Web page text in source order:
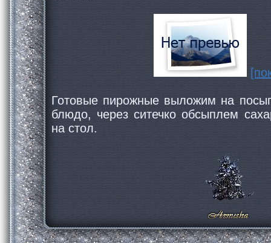
Готовые пирожные выложим на
блюдо, через ситечко обсыплем
на стол.